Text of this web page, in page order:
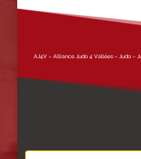
AJ4V – Alliance Judo 4 Vallées – Judo –